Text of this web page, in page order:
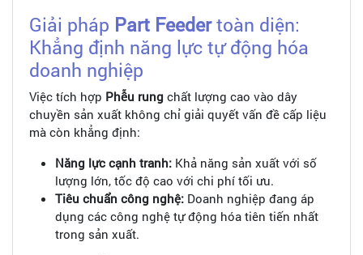
Giải pháp Part Feedertoàn diện:
Khẳng định năng lực tự động hóa
doanh nghiệp
Việc tích hợp Phễu rung chất lượng cao vào dây
chuyền sản xuất không chỉ giải quyết vấn đề cấp liệu
mà còn khẳng định:
Năng lực cạnh tranh: Khả năng sản xuất với số
lượng lớn, tốc độ cao với chi phí tối ưu.
Tiêu chuẩn công nghệ: Doanh nghiệp đang áp
dụng các công nghệ tự động hóa tiên tiến nhất
trong sản xuất.